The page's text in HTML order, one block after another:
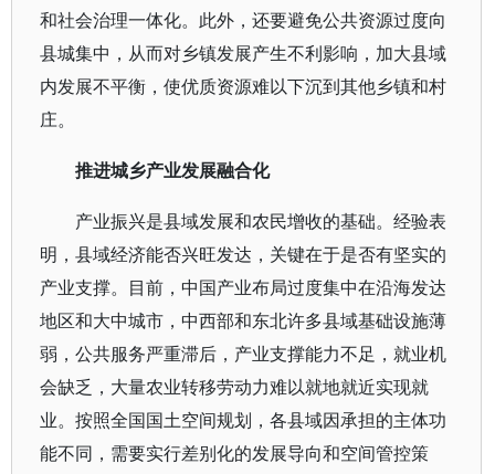
和社会治理一体化。此外，还要避免公共资源过度向
县城集中，从而对乡镇发展产生不利影响，加大县域
内发展不平衡，使优质资源难以下沉到其他乡镇和村
庄。
推进城乡产业发展融合化
产业振兴是县域发展和农民增收的基础。经验表
明，县域经济能否兴旺发达，关键在于是否有坚实的
产业支撑。目前，中国产业布局过度集中在沿海发达
地区和大中城市，中西部和东北许多县域基础设施薄
弱，公共服务严重滞后，产业支撑能力不足，就业机
会缺乏，大量农业转移劳动力难以就地就近实现就
业。按照全国国土空间规划，各县域因承担的主体功
能不同，需要实行差别化的发展导向和空间管控策